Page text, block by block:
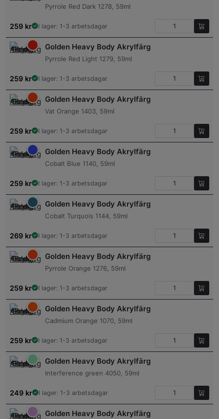
Pyrrole Red Dark 1278, 59ml
259 kr I lager: 1-3 arbetsdagar
Golden Heavy Body Akrylfärg
Pyrrole Red Light 1279, 59ml
259 kr I lager: 1-3 arbetsdagar
Golden Heavy Body Akrylfärg
Vat Orange 1403, 59ml
259 kr I lager: 1-3 arbetsdagar
Golden Heavy Body Akrylfärg
Cobalt Blue 1140, 59ml
259 kr I lager: 1-3 arbetsdagar
Golden Heavy Body Akrylfärg
Cobalt Turquois 1144, 59ml
269 kr I lager: 1-3 arbetsdagar
Golden Heavy Body Akrylfärg
Pyrrole Orange 1276, 59ml
259 kr I lager: 1-3 arbetsdagar
Golden Heavy Body Akrylfärg
Cadmium Orange 1070, 59ml
259 kr I lager: 1-3 arbetsdagar
Golden Heavy Body Akrylfärg
Interference green 4050, 59ml
249 kr I lager: 1-3 arbetsdagar
Golden Heavy Body Akrylfärg